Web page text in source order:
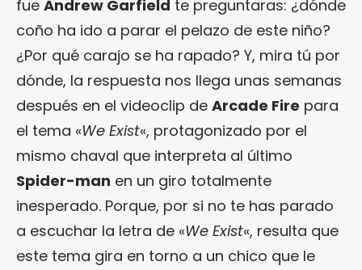
fue Andrew Garfield te preguntaras: ¿dónde
coño ha ido a parar el pelazo de este niño?
¿Por qué carajo se ha rapado? Y, mira tú por
dónde, la respuesta nos llega unas semanas
después en el videoclip de Arcade Fire para
el tema «We Exist«, protagonizado por el
mismo chaval que interpreta al último
Spider-man en un giro totalmente
inesperado. Porque, por si no te has parado
a escuchar la letra de «We Exist«, resulta que
este tema gira en torno a un chico que le